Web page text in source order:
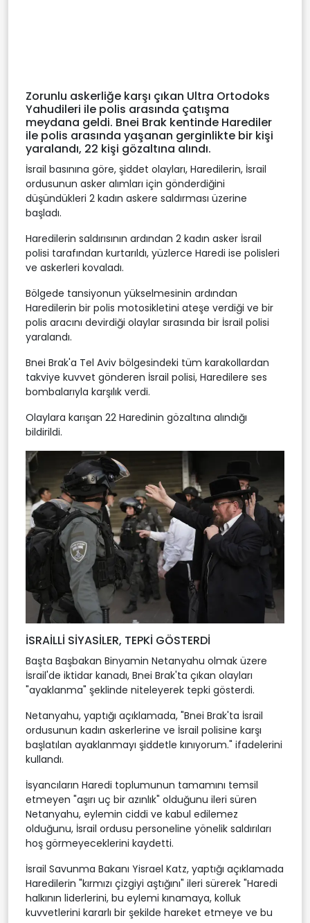
Zorunlu askerliğe karşı çıkan Ultra Ortodoks
Yahudileri ile polis arasında çatışma
meydana geldi. Bnei Brak kentinde Harediler
ile polis arasında yaşanan gerginlikte bir kişi
yaralandı, 22 kişi gözaltına alındı.
İsrail basınına göre, şiddet olayları, Haredilerin, İsrail
ordusunun asker alımları için gönderdiğini
düşündükleri 2 kadın askere saldırması üzerine
başladı.
Haredilerin saldırısının ardından 2 kadın asker İsrail
polisi tarafından kurtarıldı, yüzlerce Haredi ise polisleri
ve askerleri kovaladı.
Bölgede tansiyonun yükselmesinin ardından
Haredilerin bir polis motosikletini ateşe verdiği ve bir
polis aracını devirdiği olaylar sırasında bir İsrail polisi
yaralandı.
Bnei Brak'a Tel Aviv bölgesindeki tüm karakollardan
takviye kuvvet gönderen İsrail polisi, Haredilere ses
bombalarıyla karşılık verdi.
Olaylara karışan 22 Haredinin gözaltına alındığı
bildirildi.
İSRAİLLİ SİYASİLER, TEPKİ GÖSTERDİ
Başta Başbakan Binyamin Netanyahu olmak üzere
İsrail'de iktidar kanadı, Bnei Brak'ta çıkan olayları
"ayaklanma" şeklinde niteleyerek tepki gösterdi.
Netanyahu, yaptığı açıklamada, "Bnei Brak'ta İsrail
ordusunun kadın askerlerine ve İsrail polisine karşı
başlatılan ayaklanmayı şiddetle kınıyorum." ifadelerini
kullandı.
İsyancıların Haredi toplumunun tamamını temsil
etmeyen "aşırı uç bir azınlık" olduğunu ileri süren
Netanyahu, eylemin ciddi ve kabul edilemez
olduğunu, İsrail ordusu personeline yönelik saldırıları
hoş görmeyeceklerini kaydetti.
İsrail Savunma Bakanı Yisrael Katz, yaptığı açıklamada
Haredilerin "kırmızı çizgiyi aştığını" ileri sürerek "Haredi
halkının liderlerini, bu eylemi kınamaya, kolluk
kuvvetlerini kararlı bir şekilde hareket etmeye ve bu